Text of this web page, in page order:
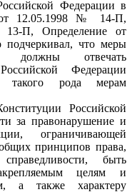
Федерации в
от 12.05.1998 № 14-П,
П, Определение от
что меры
должны отвечать
Федерации
такого рода мерам
Российской
за правонарушение и
ограничивающей
принципов права,
быть
целям и
а также характеру